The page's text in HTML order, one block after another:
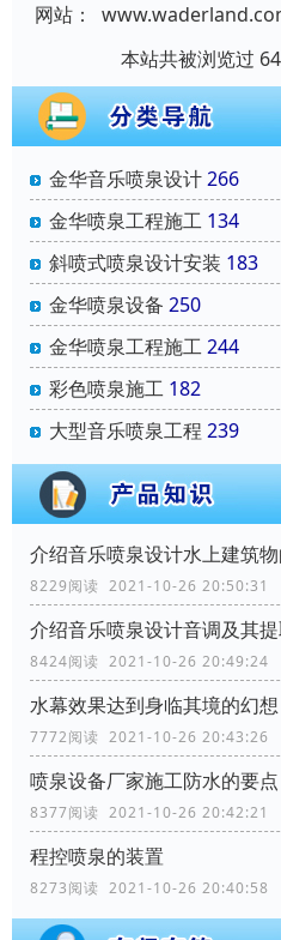
网站：
本站共被浏览过
金华音乐喷泉设计266
金华喷泉工程施工 134
斜喷式喷泉设计安装 183
金华喷泉设备 250
金华喷泉工程施工244
彩色喷泉施工 182
大型音乐喷泉工程 239
介绍音乐喷泉设计水上建筑
8229阅读 2021-10-26 20:50:31
介绍音乐喷泉设计音调及其
8424阅读 2021-10-26 20:49:24
水幕效果达到身临其境的幻想
7772阅读 2021-10-26 20:43:26
喷泉设备厂家施工防水的要点
8377阅读 2021-10-26 20:42:21
程控喷泉的装置
8273阅读 2021-10-26 20:40:58